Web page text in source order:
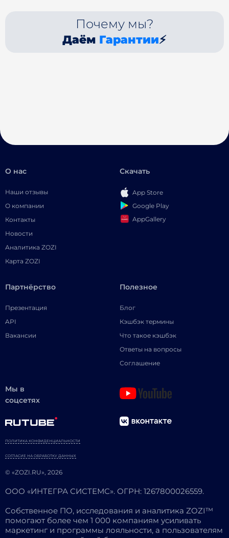
Почему мы?
Даём Гарантии⚡
О нас
Наши отзывы
О компании
Контакты
Новости
Аналитика ZOZI
Карта ZOZI
Скачать
App Store
Google Play
AppGallery
Партнёрство
Презентация
API
Вакансии
Полезное
Блог
Кэшбэк термины
Что такое кэшбэк
Ответы на вопросы
Соглашение
Мы в
соцсетях
© «ZOZI.RU», 2026
ПОЛИТИКА КОНФИДЕНЦИАЛЬНОСТИ
СОГЛАСИЕ НА ОБРАБОТКУ ДАННЫХ
ООО «ИНТЕГРА СИСТЕМС». ОГРН: 1267800026559.
Собственное ПО, исследования и аналитика ZOZI™
помогают более чем 1 000 компаниям усиливать
маркетинг и программы лояльности, а пользователям